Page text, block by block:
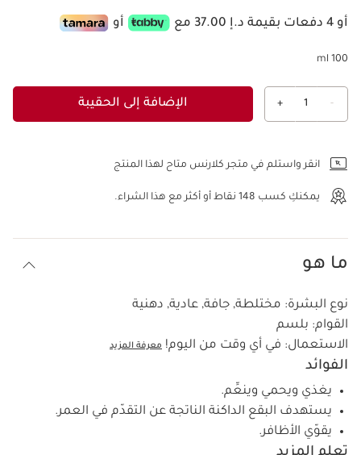
أو 4 دفعات بقيمة د.إ 37.00 مع أو
100 ml
-
1
+ الإضافة إلى الحقيبة
انقر واستلم في متجر كلارنس متاح لهذا المنتج
يمكنكِ كسب 148 نقاط أو أكثر مع هذا الشراء.
ما هو
نوع البشرة: مختلطة, جافة, عادية, دهنية
القوام: بلسم
الاستعمال: في أي وقت من اليوم! معرفة المزيد
الفوائد
يغذي ويحمي وينعِّم.
يستهدف البقع الداكنة الناتجة عن التقدّم في العمر.
يقوّي الأظافر.